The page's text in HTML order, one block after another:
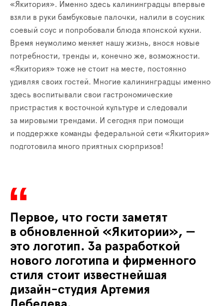
«Якитория». Именно здесь калининградцы впервые
взяли в руки бамбуковые палочки, налили в соусник
соевый соус и попробовали блюда япон­ской кухни.
Время неумолимо меняет нашу жизнь, внося новые
потребности, тренды и, конечно же, возможности.
«Якитория» тоже не стоит на месте, постоянно
удивляя своих гостей. Многие калининградцы именно
здесь воспитывали свои гастрономические
пристрастия к восточной культуре и следовали
за мировыми трендами. И сегодня при помощи
и поддержке команды федеральной сети «Якитория»
подготовила много приятных сюрпризов!
Первое, что гости заметят
в обновленной «Якитории», —
это логотип. За разработкой
нового логотипа и фирменного
стиля стоит известнейшая
дизайн-студия Артемия